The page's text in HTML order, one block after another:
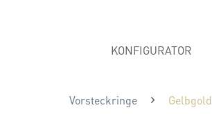
KONFIGURATOR
Vorsteckringe Gelbgold